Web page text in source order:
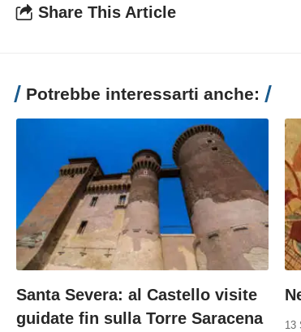
Share This Article
Potrebbe interessarti anche:
Santa Severa: al Castello visite
guidate fin sulla Torre Saracena
13